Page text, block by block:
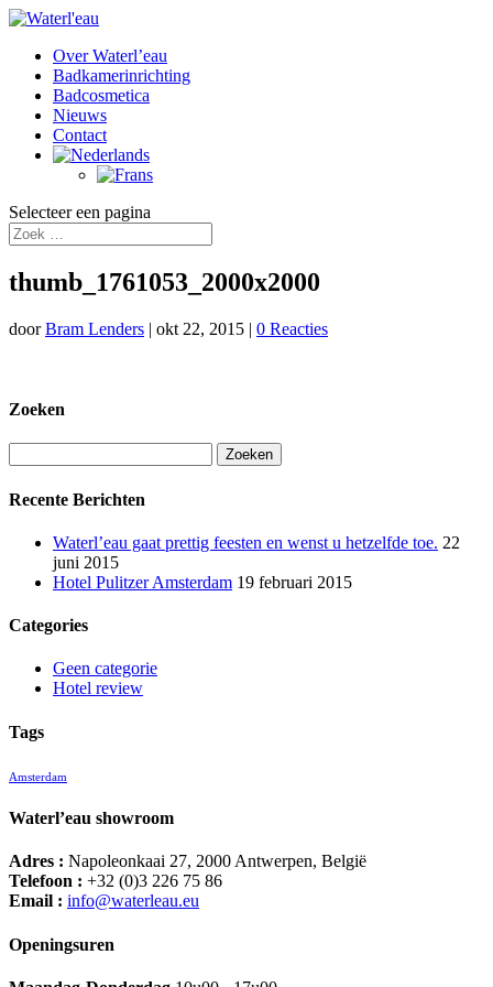
Over Waterl’eau
Badkamerinrichting
Badcosmetica
Nieuws
Contact
Selecteer een pagina
thumb_1761053_2000x2000
doorBram Lenders | okt 22, 2015 | 0 Reacties
Zoeken
naar:
Recente Berichten
Waterl’eau gaat prettig feesten en wenst u hetzelfde toe. 22
juni 2015
Hotel Pulitzer Amsterdam 19 februari 2015
Categories
Geen categorie
Hotel review
Tags
Amsterdam
Waterl’eau showroom
Adres : Napoleonkaai 27, 2000 Antwerpen, België
Telefoon : +32 (0)3 226 75 86
Email : info@waterleau.eu
Openingsuren